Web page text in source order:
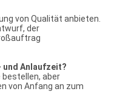
von Qualität anbieten.
der
und Anlaufzeit?
bestellen, aber
von Anfang an zum